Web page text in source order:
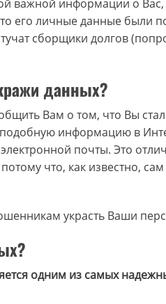
важной информации о
его личные данные были
сборщики долгов
данных?
Вам о том, что Вы
подобную информацию в
почты. Это
что, как известно,
украсть Ваши
одним из самых